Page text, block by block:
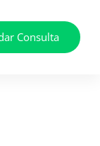
Consulta